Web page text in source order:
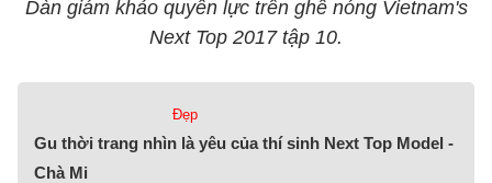
Dàn giám khảo quyền lực trên ghế nóng Vietnam's
Next Top 2017 tập 10.
Đẹp
Gu thời trang nhìn là yêu của thí sinh Next Top Model -
Chà Mi